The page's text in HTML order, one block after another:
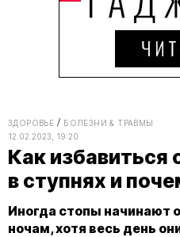
ЗДОРОВЬЕ
БОЛЕЗНИ & ТРАВМЫ
12.02.2023, 19:20
Как избавиться
в ступнях и
Иногда стопы начинают
ночам, хотя весь день